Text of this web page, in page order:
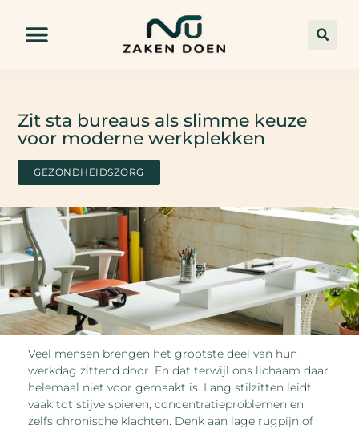
Zit sta bureaus als slimme keuze
voor moderne werkplekken
GEZONDHEIDSZORG
Veel mensen brengen het grootste deel van hun
werkdag zittend door. En dat terwijl ons lichaam daar
helemaal niet voor gemaakt is. Lang stilzitten leidt
vaak tot stijve spieren, concentratieproblemen en
zelfs chronische klachten. Denk aan lage rugpijn of